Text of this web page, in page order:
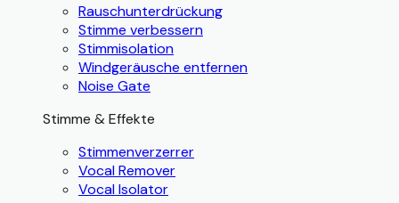
Rauschunterdrückung
Stimme verbessern
Stimmisolation
Windgeräusche entfernen
Noise Gate
Stimme & Effekte
Stimmenverzerrer
Vocal Remover
Vocal Isolator